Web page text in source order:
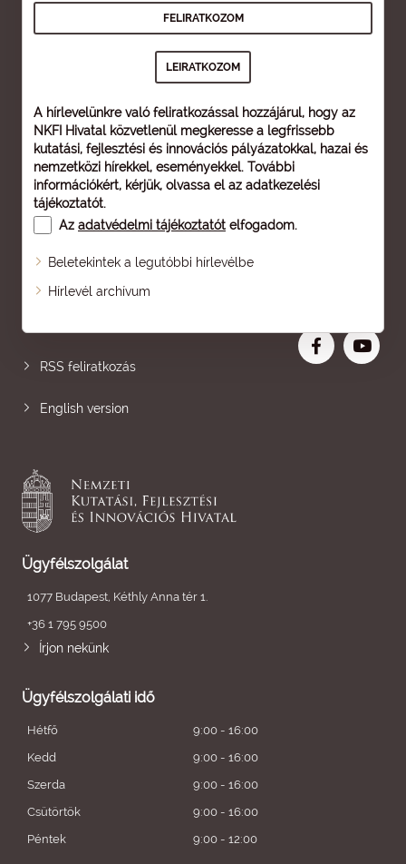
A hírlevelünkre való feliratkozással hozzájárul, hogy az
NKFI Hivatal közvetlenül megkeresse a legfrissebb
kutatási, fejlesztési és innovációs pályázatokkal, hazai és
nemzetközi hírekkel, eseményekkel. További
információkért, kérjük, olvassa el az adatkezelési
tájékoztatót.
Az adatvédelmi tájékoztatót elfogadom.
Beletekintek a legutóbbi hírlevélbe
Hírlevél archívum
Oldaltérkép
RSS feliratkozás
English version
Ügyfélszolgálat
1077 Budapest, Kéthly Anna tér 1.
+36 1 795 9500
Írjon nekünk
Ügyfélszolgálati idő
Hétfő
9:00 - 16:00
Kedd
9:00 - 16:00
Szerda
9:00 - 16:00
Csütörtök
9:00 - 16:00
Péntek
9:00 - 12:00